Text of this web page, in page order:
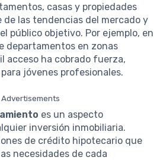
casas y propiedades
de las tendencias del mercado y
público objetivo. Por ejemplo, en
departamentos en zonas
acceso ha cobrado fuerza,
jóvenes profesionales.
Advertisements
es un aspecto
inversión inmobiliaria.
de crédito hipotecario que
necesidades de cada